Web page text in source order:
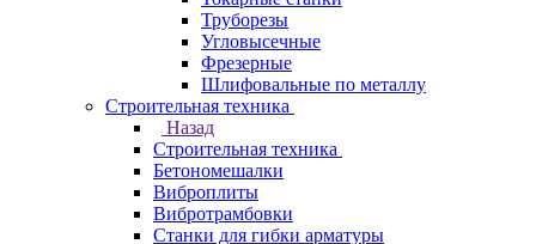
Труборезы
Угловысечные
Фрезерные
Шлифовальные по металлу
Строительная техника
Назад
Строительная техника
Бетономешалки
Виброплиты
Вибротрамбовки
Станки для гибки арматуры